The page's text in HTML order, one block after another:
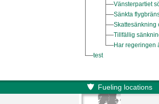
Vänsterpartiet
Sänkta
Skattesänkning
Tillfällig
Har regeringen
test
Fueling locations